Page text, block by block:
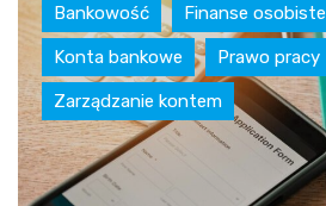
Bankowość Finanse osobiste
Konta bankowe Prawo pracy
Zarządzanie kontem